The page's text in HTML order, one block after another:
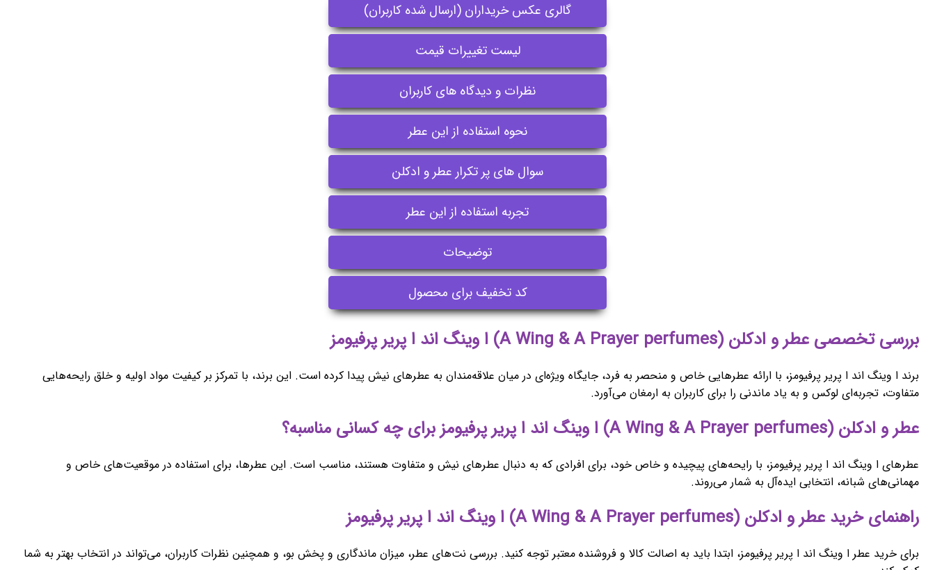
گالری عکس خریداران (ارسال شده کاربران)
لیست تغییرات قیمت
نظرات و دیدگاه های کاربران
نحوه استفاده از این عطر
سوال های پر تکرار عطر و ادکلن
تجربه استفاده از این عطر
توضیحات
کد تخفیف برای محصول
بررسی تخصصی عطر و ادکلن (A Wing & A Prayer perfumes) ا وینگ اند ا پریر پرفیومز
برند ا وینگ اند ا پریر پرفیومز، با ارائه عطرهایی خاص و منحصر به فرد، جایگاه ویژه‌ای در میان علاقه‌مندان به عطرهای نیش پیدا کرده است. این برند، با تمرکز بر کیفیت مواد اولیه و خلق رایحه‌هایی
متفاوت، تجربه‌ای لوکس و به یاد ماندنی را برای کاربران به ارمغان می‌آورد.
عطر و ادکلن (A Wing & A Prayer perfumes) ا وینگ اند ا پریر پرفیومز برای چه کسانی مناسبه؟
عطرهای ا وینگ اند ا پریر پرفیومز، با رایحه‌های پیچیده و خاص خود، برای افرادی که به دنبال عطرهای نیش و متفاوت هستند، مناسب است. این عطرها، برای استفاده در موقعیت‌های خاص و
مهمانی‌های شبانه، انتخابی ایده‌آل به شمار می‌روند.
راهنمای خرید عطر و ادکلن (A Wing & A Prayer perfumes) ا وینگ اند ا پریر پرفیومز
برای خرید عطر ا وینگ اند ا پریر پرفیومز، ابتدا باید به اصالت کالا و فروشنده معتبر توجه کنید. بررسی نت‌های عطر، میزان ماندگاری و پخش بو، و همچنین نظرات کاربران، می‌تواند در انتخاب بهتر به شما